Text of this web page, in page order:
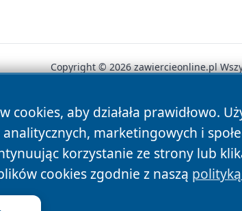
cookies, aby działała prawidłowo.
marketingowych i
korzystanie ze strony lub
cookies zgodnie z naszą
Copyright © 2026 zawiercieonline.pl
News Autorzy Polityka